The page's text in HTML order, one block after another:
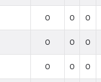
0 0 0
0 0 0
0 0 0